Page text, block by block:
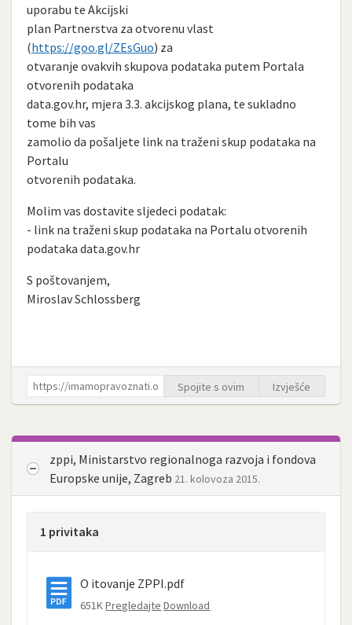
uporabu te Akcijski
plan Partnerstva za otvorenu vlast
(https://goo.gl/ZEsGuo) za
otvaranje ovakvih skupova podataka putem Portala
otvorenih podataka
data.gov.hr, mjera 3.3. akcijskog plana, te sukladno
tome bih vas
zamolio da pošaljete link na traženi skup podataka na
Portalu
otvorenih podataka.
Molim vas dostavite sljedeci podatak:
- link na traženi skup podataka na Portalu otvorenih
podataka data.gov.hr
S poštovanjem,
Miroslav Schlossberg
Spojite s ovim Izvješće
zppi, Ministarstvo regionalnoga razvoja i fondova
Europske unije, Zagreb 21. kolovoza 2015.
1 privitaka
O itovanje ZPPI.pdf
651KPregledajte Download